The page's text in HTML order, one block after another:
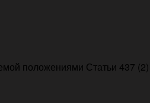
положениями Статьи 437